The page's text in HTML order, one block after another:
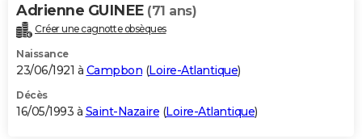
Adrienne GUINEE (71 ans)
Créer une cagnotte obsèques
Naissance
23/06/1921 à Campbon (Loire-Atlantique)
Décès
16/05/1993 à Saint-Nazaire (Loire-Atlantique)